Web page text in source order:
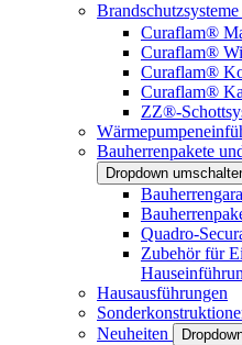
Brandschutzsysteme
Curaflam®
Curaflam®
Curaflam®
Curaflam®
ZZ®-
Bauherrenpakete
Dropdown
Quadro-
Zubehör für
Hausausführungen
Neuheiten